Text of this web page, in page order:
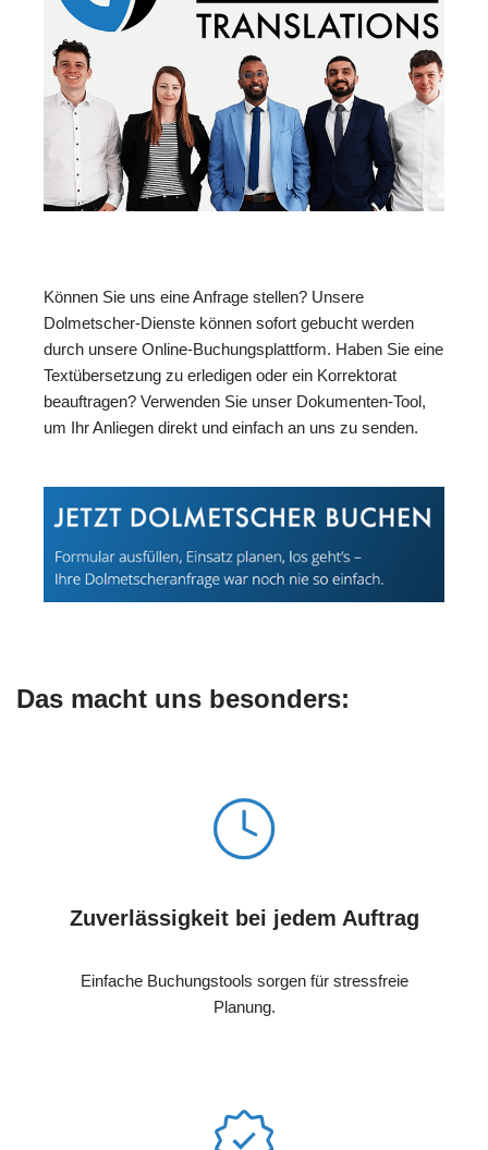
Können Sie uns eine Anfrage stellen? Unsere
Dolmetscher-Dienste können sofort gebucht werden
durch unsere Online-Buchungsplattform. Haben Sie eine
Textübersetzung zu erledigen oder ein Korrektorat
beauftragen? Verwenden Sie unser Dokumenten-Tool,
um Ihr Anliegen direkt und einfach an uns zu senden.
Das macht uns besonders:
Zuverlässigkeit bei jedem Auftrag
Einfache Buchungstools sorgen für stressfreie
Planung.